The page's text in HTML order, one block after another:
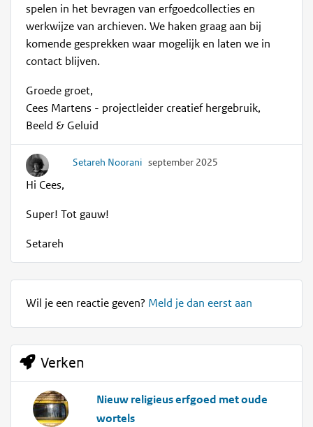
spelen in het bevragen van erfgoedcollecties en
werkwijze van archieven. We haken graag aan bij
komende gesprekken waar mogelijk en laten we in
contact blijven.
Groede groet,
Cees Martens - projectleider creatief hergebruik,
Beeld & Geluid
Setareh Noorani september 2025
Hi Cees,
Super! Tot gauw!
Setareh
Wil je een reactie geven? Meld je dan eerst aan
Verken
Nieuw religieus erfgoed met oude
wortels